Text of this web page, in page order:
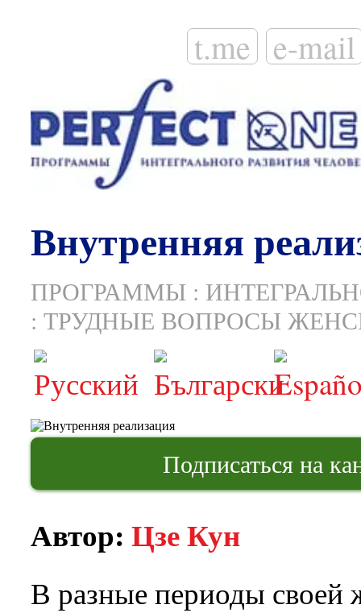
t.me e-mail
Внутренняя
ПРОГРАММЫ :
: ТРУДНЫЕ ВОПРОСЫ
Подписаться на
Автор: Цзе Кун
В разные периоды своей